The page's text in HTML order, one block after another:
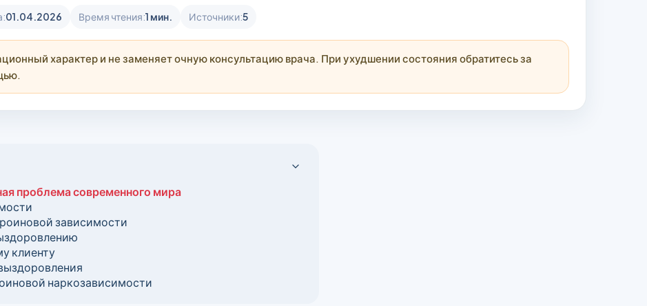
01.04.2026 Время чтения:1 мин. Источники:5
характер и не заменяет очную консультацию врача. При ухудшении состояния обратитесь за
проблема современного мира
зависимости
клиенту
наркозависимости